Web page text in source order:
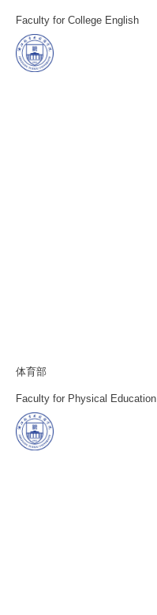
Faculty for College English
体育部
Faculty for Physical Education